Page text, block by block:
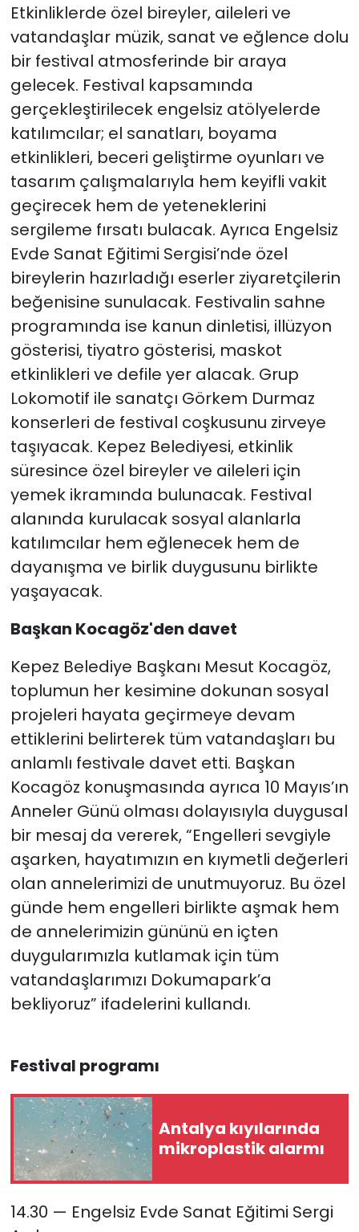
Etkinliklerde özel bireyler, aileleri ve
vatandaşlar müzik, sanat ve eğlence dolu
bir festival atmosferinde bir araya
gelecek. Festival kapsamında
gerçekleştirilecek engelsiz atölyelerde
katılımcılar; el sanatları, boyama
etkinlikleri, beceri geliştirme oyunları ve
tasarım çalışmalarıyla hem keyifli vakit
geçirecek hem de yeteneklerini
sergileme fırsatı bulacak. Ayrıca Engelsiz
Evde Sanat Eğitimi Sergisi’nde özel
bireylerin hazırladığı eserler ziyaretçilerin
beğenisine sunulacak. Festivalin sahne
programında ise kanun dinletisi, illüzyon
gösterisi, tiyatro gösterisi, maskot
etkinlikleri ve defile yer alacak. Grup
Lokomotif ile sanatçı Görkem Durmaz
konserleri de festival coşkusunu zirveye
taşıyacak. Kepez Belediyesi, etkinlik
süresince özel bireyler ve aileleri için
yemek ikramında bulunacak. Festival
alanında kurulacak sosyal alanlarla
katılımcılar hem eğlenecek hem de
dayanışma ve birlik duygusunu birlikte
yaşayacak.
Başkan Kocagöz'den davet
Kepez Belediye Başkanı Mesut Kocagöz,
toplumun her kesimine dokunan sosyal
projeleri hayata geçirmeye devam
ettiklerini belirterek tüm vatandaşları bu
anlamlı festivale davet etti. Başkan
Kocagöz konuşmasında ayrıca 10 Mayıs’ın
Anneler Günü olması dolayısıyla duygusal
bir mesaj da vererek, “Engelleri sevgiyle
aşarken, hayatımızın en kıymetli değerleri
olan annelerimizi de unutmuyoruz. Bu özel
günde hem engelleri birlikte aşmak hem
de annelerimizin gününü en içten
duygularımızla kutlamak için tüm
vatandaşlarımızı Dokumapark’a
bekliyoruz” ifadelerini kullandı.
Festival programı
Antalya kıyılarında
mikroplastik alarmı
14.30 — Engelsiz Evde Sanat Eğitimi Sergi